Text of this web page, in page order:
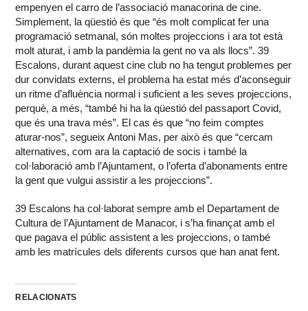
empenyen el carro de l’associació manacorina de cine.
Simplement, la qüestió és que “és molt complicat fer una
programació setmanal, són moltes projeccions i ara tot està
molt aturat, i amb la pandèmia la gent no va als llocs”. 39
Escalons, durant aquest cine club no ha tengut problemes per
dur convidats externs, el problema ha estat més d’aconseguir
un ritme d’afluència normal i suficient a les seves projeccions,
perquè, a més, “també hi ha la qüestió del passaport Covid,
que és una trava més”. El cas és que “no feim comptes
aturar-nos”, segueix Antoni Mas, per això és que “cercam
alternatives, com ara la captació de socis i també la
col·laboració amb l’Ajuntament, o l’oferta d’abonaments entre
la gent que vulgui assistir a les projeccions”.
39 Escalons ha col·laborat sempre amb el Departament de
Cultura de l’Ajuntament de Manacor, i s’ha finançat amb el
que pagava el públic assistent a les projeccions, o també
amb les matrícules dels diferents cursos que han anat fent.
RELACIONATS